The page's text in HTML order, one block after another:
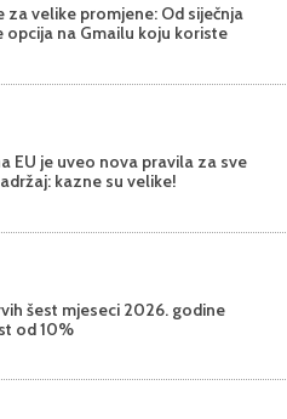
za velike promjene: Od siječnja
opcija na Gmailu koju koriste
EU je uveo nova pravila za sve
kazne su velike!
šest mjeseci 2026. godine
od 10%